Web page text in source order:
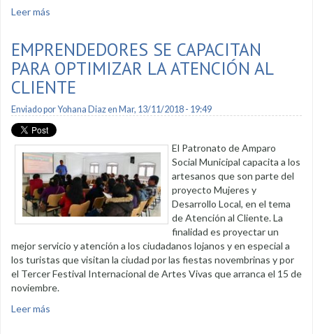
Leer más
EMPRENDEDORES SE CAPACITAN
PARA OPTIMIZAR LA ATENCIÓN AL
CLIENTE
Enviado porYohana Diazen Mar, 13/11/2018 - 19:49
El Patronato de Amparo
Social Municipal capacita a los
artesanos que son parte del
proyecto Mujeres y
Desarrollo Local, en el tema
de Atención al Cliente. La
finalidad es proyectar un
mejor servicio y atención a los ciudadanos lojanos y en especial a
los turistas que visitan la ciudad por las fiestas novembrinas y por
el Tercer Festival Internacional de Artes Vivas que arranca el 15 de
noviembre.
Leer más